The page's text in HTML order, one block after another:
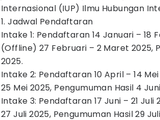
Internasional (IUP) Ilmu Hubungan
1. Jadwal Pendaftaran
Intake 1: Pendaftaran 14 Januari – 18
(Offline) 27 Februari – 2 Maret 2025,
2025.
Intake 2: Pendaftaran 10 April – 14
25 Mei 2025, Pengumuman Hasil 4
Intake 3: Pendaftaran 17 Juni – 21
27 Juli 2025, Pengumuman Hasil 29